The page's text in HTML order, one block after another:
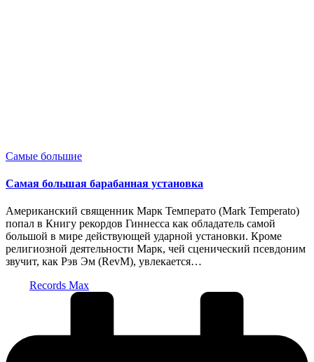
Опубликовано
Самые большие
Самая большая барабанная установка
Американский священник Марк Температо (Mark Temperato)
попал в Книгу рекордов Гиннесса как обладатель самой
большой в мире действующей ударной установки. Кроме
религиозной деятельности Марк, чей сценический псевдоним
звучит, как Рэв Эм (RevM), увлекается…
Records Max